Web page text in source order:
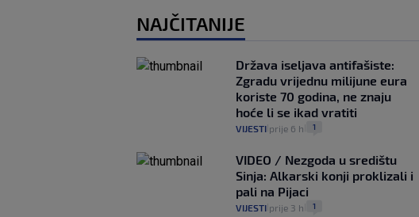
NAJČITANIJE
Država iseljava antifašiste:
Zgradu vrijednu milijune eura
koriste 70 godina, ne znaju
hoće li se ikad vratiti
VIJESTI prije 6 h 1
VIDEO / Nezgoda u središtu
Sinja: Alkarski konji proklizali i
pali na Pijaci
VIJESTI prije 3 h 1